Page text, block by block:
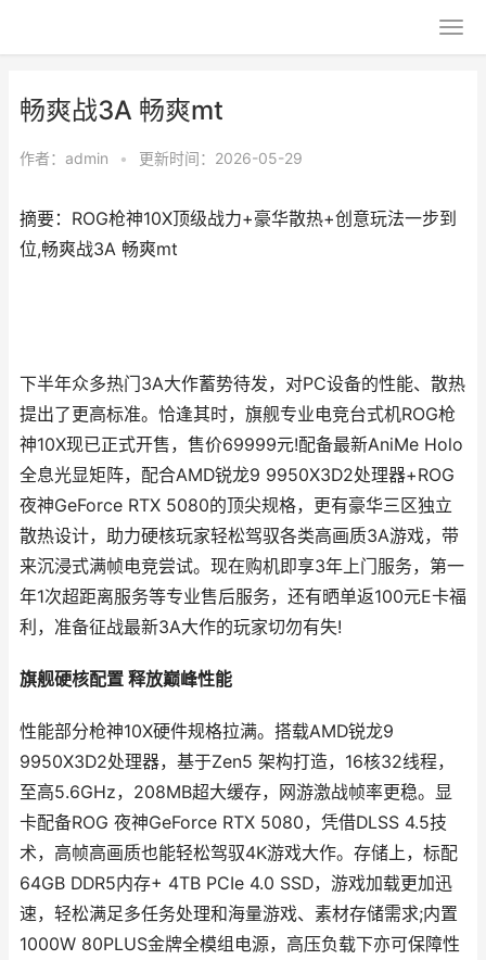
畅爽战3A 畅爽mt
作者： admin • 更新时间：2026-05-29
摘要：ROG枪神10X顶级战力+豪华散热+创意玩法一步到
位,畅爽战3A 畅爽mt
下半年众多热门3A大作蓄势待发，对PC设备的性能、散热
提出了更高标准。恰逢其时，旗舰专业电竞台式机ROG枪
神10X现已正式开售，售价69999元!配备最新AniMe Holo
全息光显矩阵，配合AMD锐龙9 9950X3D2处理器+ROG
夜神GeForce RTX 5080的顶尖规格，更有豪华三区独立
散热设计，助力硬核玩家轻松驾驭各类高画质3A游戏，带
来沉浸式满帧电竞尝试。现在购机即享3年上门服务，第一
年1次超距离服务等专业售后服务，还有晒单返100元E卡福
利，准备征战最新3A大作的玩家切勿有失!
旗舰硬核配置 释放巅峰性能
性能部分枪神10X硬件规格拉满。搭载AMD锐龙9
9950X3D2处理器，基于Zen5 架构打造，16核32线程，
至高5.6GHz，208MB超大缓存，网游激战帧率更稳。显
卡配备ROG 夜神GeForce RTX 5080，凭借DLSS 4.5技
术，高帧高画质也能轻松驾驭4K游戏大作。存储上，标配
64GB DDR5内存+ 4TB PCIe 4.0 SSD，游戏加载更加迅
速，轻松满足多任务处理和海量游戏、素材存储需求;内置
1000W 80PLUS金牌全模组电源，高压负载下亦可保障性